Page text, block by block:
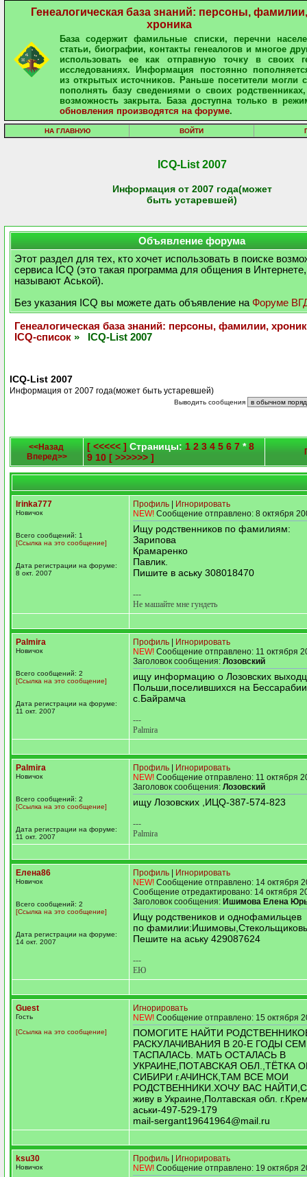
Генеалогическая база знаний: персоны, фамилии,
хроника
База содержит фамильные списки, перечни
статьи, биографии, контакты генеалогов и многое
использовать ее как отправную точку в своих
исследованиях. Информация постоянно
из открытых источников. Раньше посетители могли
пополнять базу сведениями о своих
возможность закрыта. База доступна только в
обновления производятся на форуме.
НА ГЛАВНУЮ ВОЙТИ
ICQ-List 2007
Информация от 2007 года(может
быть устаревшей)
Объявление форума
Этот раздел для тех, кто хочет использовать в поиске
сервиса ICQ (это такая программа для общения в
называют Аськой).
Без указания ICQ вы можете дать объявление на Форуме
Генеалогическая база знаний: персоны, фамилии,
ICQ-список » ICQ-List 2007
ICQ-List 2007
Информация от 2007 года(может быть устаревшей)
Выводить сообщения
<<Назад
Вперед>>
[ <<<<< ] Страницы: 1 2 3 4 5 6 7 *8
9 10 [ >>>>>> ]
Irinka777
Новичок
Всего сообщений: 1
[Ссылка на это сообщение]
Дата регистрации на форуме:
8 окт. 2007
Профиль
Игнорировать
NEW! Сообщение отправлено: 8 октября
Ищу родственников по фамилиям:
Зарипова
Крамаренко
Павлик.
Пишите в аську 308018470
---
Не машайте мне гундеть
Palmira
Новичок
Всего сообщений: 2
[Ссылка на это сообщение]
Дата регистрации на форуме:
11 окт. 2007
Профиль
Игнорировать
NEW! Сообщение отправлено: 11 октября
Заголовок сообщения: Лозовский
ищу информацию о Лозовских
Польши,поселившихся на
с.Байрамча
---
Palmira
Palmira
Новичок
Всего сообщений: 2
[Ссылка на это сообщение]
Дата регистрации на форуме:
11 окт. 2007
Профиль
Игнорировать
NEW! Сообщение отправлено: 11 октября
Заголовок сообщения: Лозовский
ищу Лозовских ,ИЦQ-387-574-823
---
Palmira
Елена86
Новичок
Всего сообщений: 2
[Ссылка на это сообщение]
Дата регистрации на форуме:
14 окт. 2007
Профиль
Игнорировать
NEW! Сообщение отправлено: 14 октября
Сообщение отредактировано: 14 октября
Заголовок сообщения: Ишимова Елена
Ищу родствеников и однофамильцев
по
Пешите на аську 429087624
---
ЕЮ
Guest
Гость
[Ссылка на это сообщение]
Игнорировать
NEW! Сообщение отправлено: 15 октября
ПОМОГИТЕ НАЙТИ
РАСКУЛАЧИВАНИЯ В 20-Е ГОДЫ
ТАСПАЛАСЬ. МАТЬ ОСТАЛАСЬ В
УКРАИНЕ,ПОТАВСКАЯ ОБЛ.,ТЁТКА
СИБИРИ г.АЧИНСК,ТАМ ВСЕ МОИ
РОДСТВЕННИКИ.ХОЧУ ВАС
живу в Украине,Полтавская обл.
аськи-497-529-179
mail-sergant19641964@mail.ru
ksu30
Новичок
Профиль
Игнорировать
NEW! Сообщение отправлено: 19 октября